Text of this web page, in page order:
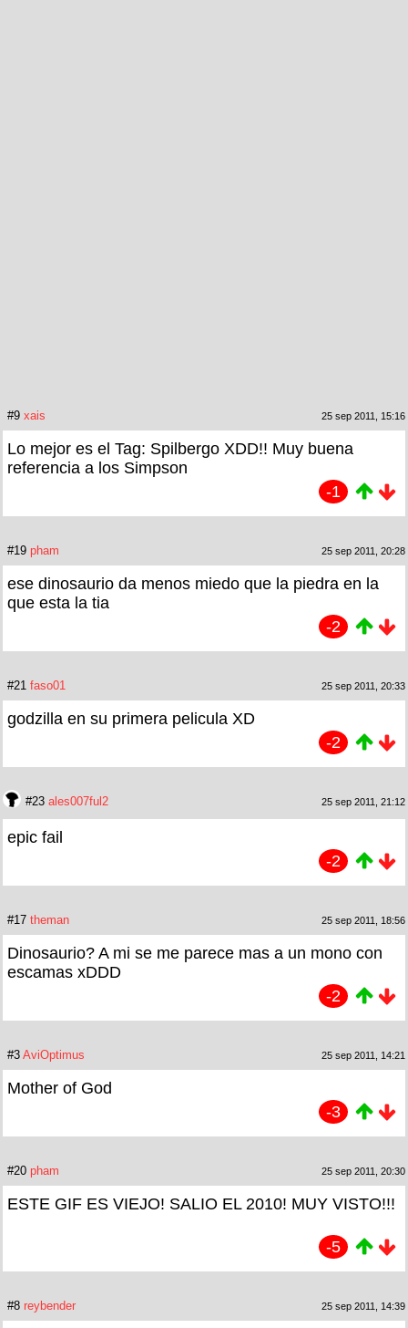
#9 xais 25 sep 2011, 15:16
Lo mejor es el Tag: Spilbergo XDD!! Muy buena
referencia a los Simpson
-1
#19 pham 25 sep 2011, 20:28
ese dinosaurio da menos miedo que la piedra en la
que esta la tia
-2
#21 faso01 25 sep 2011, 20:33
godzilla en su primera pelicula XD
-2
#23 ales007ful2 25 sep 2011, 21:12
epic fail
-2
#17 theman 25 sep 2011, 18:56
Dinosaurio? A mi se me parece mas a un mono con
escamas xDDD
-2
#3 AviOptimus 25 sep 2011, 14:21
Mother of God
-3
#20 pham 25 sep 2011, 20:30
ESTE GIF ES VIEJO! SALIO EL 2010! MUY VISTO!!!
-5
#8 reybender 25 sep 2011, 14:39